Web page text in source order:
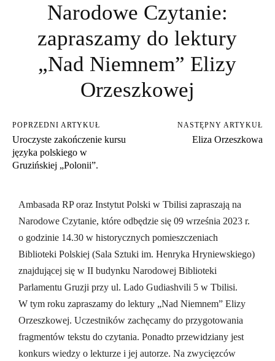
Narodowe Czytanie:
zapraszamy do lektury
„Nad Niemnem” Elizy
Orzeszkowej
POPRZEDNI ARTYKUŁ
Uroczyste zakończenie kursu
języka polskiego w
Gruzińskiej „Polonii”.
NASTĘPNY ARTYKUŁ
Eliza Orzeszkowa
Ambasada RP oraz Instytut Polski w Tbilisi zapraszają na
Narodowe Czytanie, które odbędzie się 09 września 2023 r.
o godzinie 14.30 w historycznych pomieszczeniach
Biblioteki Polskiej (Sala Sztuki im. Henryka Hryniewskiego)
znajdującej się w II budynku Narodowej Biblioteki
Parlamentu Gruzji przy ul. Lado Gudiashvili 5 w Tbilisi.
W tym roku zapraszamy do lektury „Nad Niemnem” Elizy
Orzeszkowej. Uczestników zachęcamy do przygotowania
fragmentów tekstu do czytania. Ponadto przewidziany jest
konkurs wiedzy o lekturze i jej autorze. Na zwycięzców